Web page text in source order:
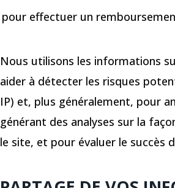
pour effectuer un
Nous utilisons les informations
aider à détecter les risques
IP) et, plus généralement, pour
générant des analyses sur la
le site, et pour évaluer le succès